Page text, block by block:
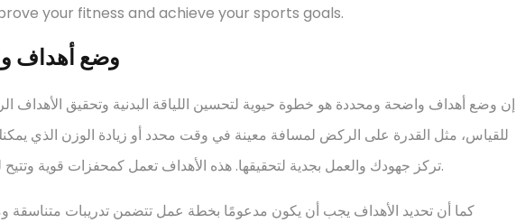
your fitness and achieve your sports goals.
وضع أهداف
إن وضع أهداف واضحة ومحددة هو خطوة حيوية لتحسين اللياقة البدنية وتحقيق الأهداف
للقياس، مثل القدرة على الركض لمسافة معينة في وقت محدد أو زيادة الوزن الذي
تركز جهودك والعمل بجدية لتحقيقها. هذه الأهداف تعمل كمحفزات قوية وتتيح لك متابعة تقدمك بمرور الوقت.
كما أن تحديد الأهداف يجب أن يكون مدعومًا بخطة عمل تتضمن تدريبات متناسقة